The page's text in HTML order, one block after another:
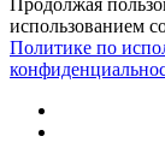
использованием
Политике по